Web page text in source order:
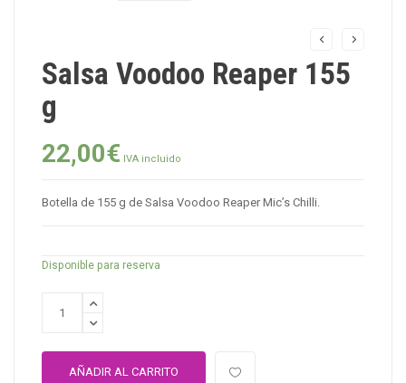
Salsa Voodoo Reaper 155
g
22,00€ IVA incluido
Botella de 155 g de Salsa Voodoo Reaper Mic’s Chilli.
Disponible para reserva
AÑADIR AL CARRITO